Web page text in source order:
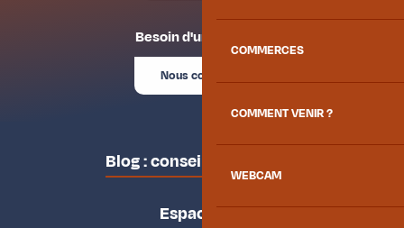
COMMERCES
COMMENT VENIR ?
WEBCAM
Besoin d'un conseil ?
Nous contacter
Blog : conseils des locaux
Espace pro